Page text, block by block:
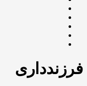
فرزندداری